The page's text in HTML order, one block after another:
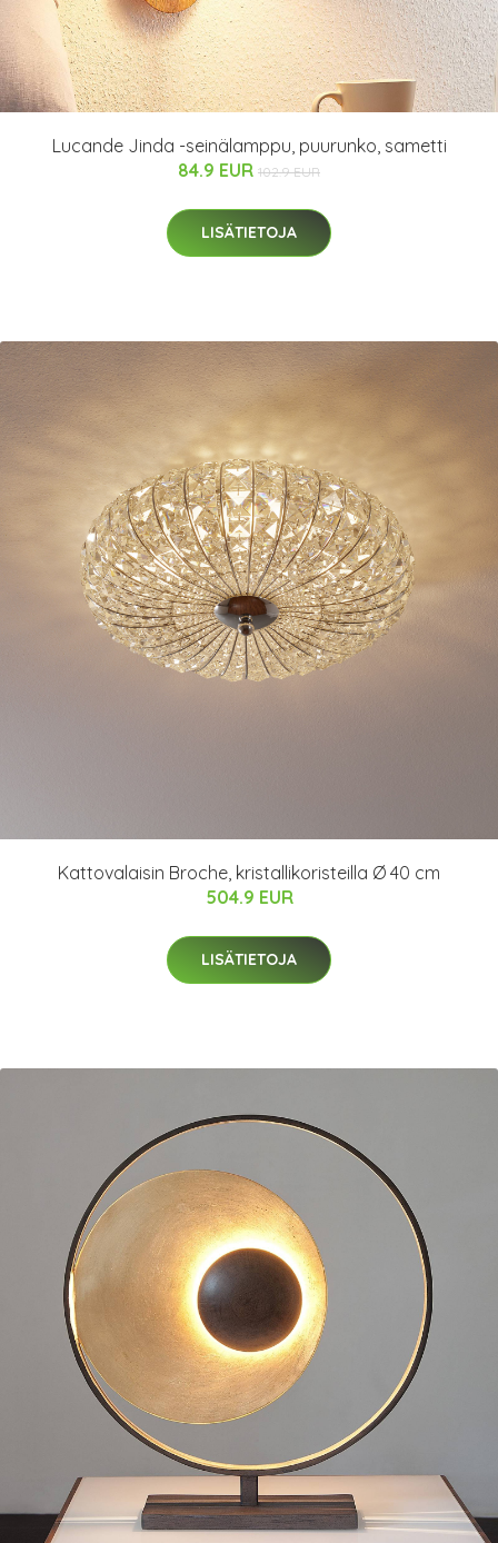
Lucande Jinda -seinälamppu, puurunko, sametti
84.9 EUR 102.9 EUR
LISÄTIETOJA
Kattovalaisin Broche, kristallikoristeilla Ø 40 cm
504.9 EUR
LISÄTIETOJA